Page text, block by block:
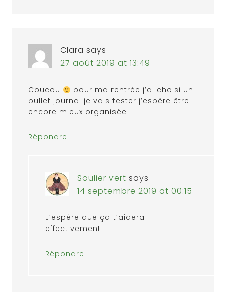
Clara says
27 août 2019 at 13:49
Coucou
pour ma rentrée j’ai choisi un
bullet journal je vais tester j’espère être
encore mieux organisée !
Répondre
Soulier vert says
14 septembre 2019 at 00:15
J’espère que ça t’aidera
effectivement !!!!
Répondre